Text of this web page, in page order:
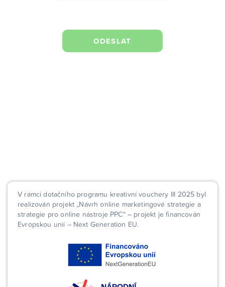
V rámci dotačního programu kreativní vouchery III 2025 byl
realizován projekt „Návrh online marketingové strategie a
strategie pro online nástroje PPC“ – projekt je financován
Evropskou unií – Next Generation EU.